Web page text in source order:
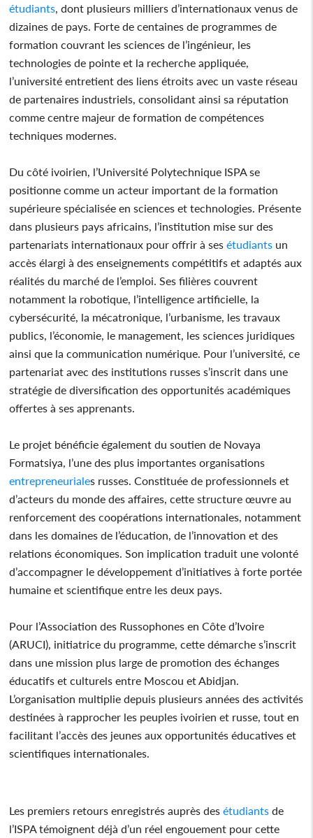
étudiants, dont plusieurs milliers d’internationaux venus de
dizaines de pays. Forte de centaines de programmes de
formation couvrant les sciences de l’ingénieur, les
technologies de pointe et la recherche appliquée,
l’université entretient des liens étroits avec un vaste réseau
de partenaires industriels, consolidant ainsi sa réputation
comme centre majeur de formation de compétences
techniques modernes.
Du côté ivoirien, l’Université Polytechnique ISPA se
positionne comme un acteur important de la formation
supérieure spécialisée en sciences et technologies. Présente
dans plusieurs pays africains, l’institution mise sur des
partenariats internationaux pour offrir à sesétudiants un
accès élargi à des enseignements compétitifs et adaptés aux
réalités du marché de l’emploi. Ses filières couvrent
notamment la robotique, l’intelligence artificielle, la
cybersécurité, la mécatronique, l’urbanisme, les travaux
publics, l’économie, le management, les sciences juridiques
ainsi que la communication numérique. Pour l’université, ce
partenariat avec des institutions russes s’inscrit dans une
stratégie de diversification des opportunités académiques
offertes à ses apprenants.
Le projet bénéficie également du soutien de Novaya
Formatsiya, l’une des plus importantes organisations
entrepreneuriales russes. Constituée de professionnels et
d’acteurs du monde des affaires, cette structure œuvre au
renforcement des coopérations internationales, notamment
dans les domaines de l’éducation, de l’innovation et des
relations économiques. Son implication traduit une volonté
d’accompagner le développement d’initiatives à forte portée
humaine et scientifique entre les deux pays.
Pour l’Association des Russophones en Côte d’Ivoire
(ARUCI), initiatrice du programme, cette démarche s’inscrit
dans une mission plus large de promotion des échanges
éducatifs et culturels entre Moscou et Abidjan.
L’organisation multiplie depuis plusieurs années des activités
destinées à rapprocher les peuples ivoirien et russe, tout en
facilitant l’accès des jeunes aux opportunités éducatives et
scientifiques internationales.
Les premiers retours enregistrés auprès desétudiants de
l’ISPA témoignent déjà d’un réel engouement pour cette